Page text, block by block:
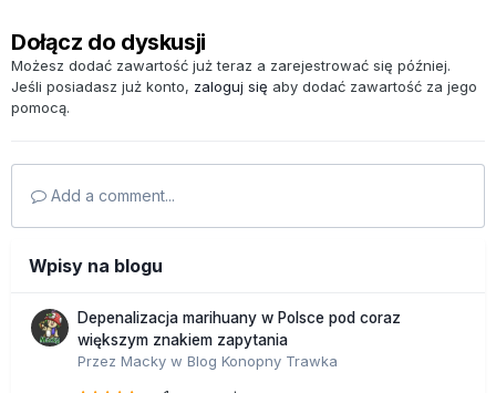
Dołącz do dyskusji
Możesz dodać zawartość już teraz a zarejestrować się później.
Jeśli posiadasz już konto, zaloguj się aby dodać zawartość za jego
pomocą.
Add a comment...
Wpisy na blogu
Depenalizacja marihuany w Polsce pod coraz
większym znakiem zapytania
Przez Macky w Blog Konopny Trawka